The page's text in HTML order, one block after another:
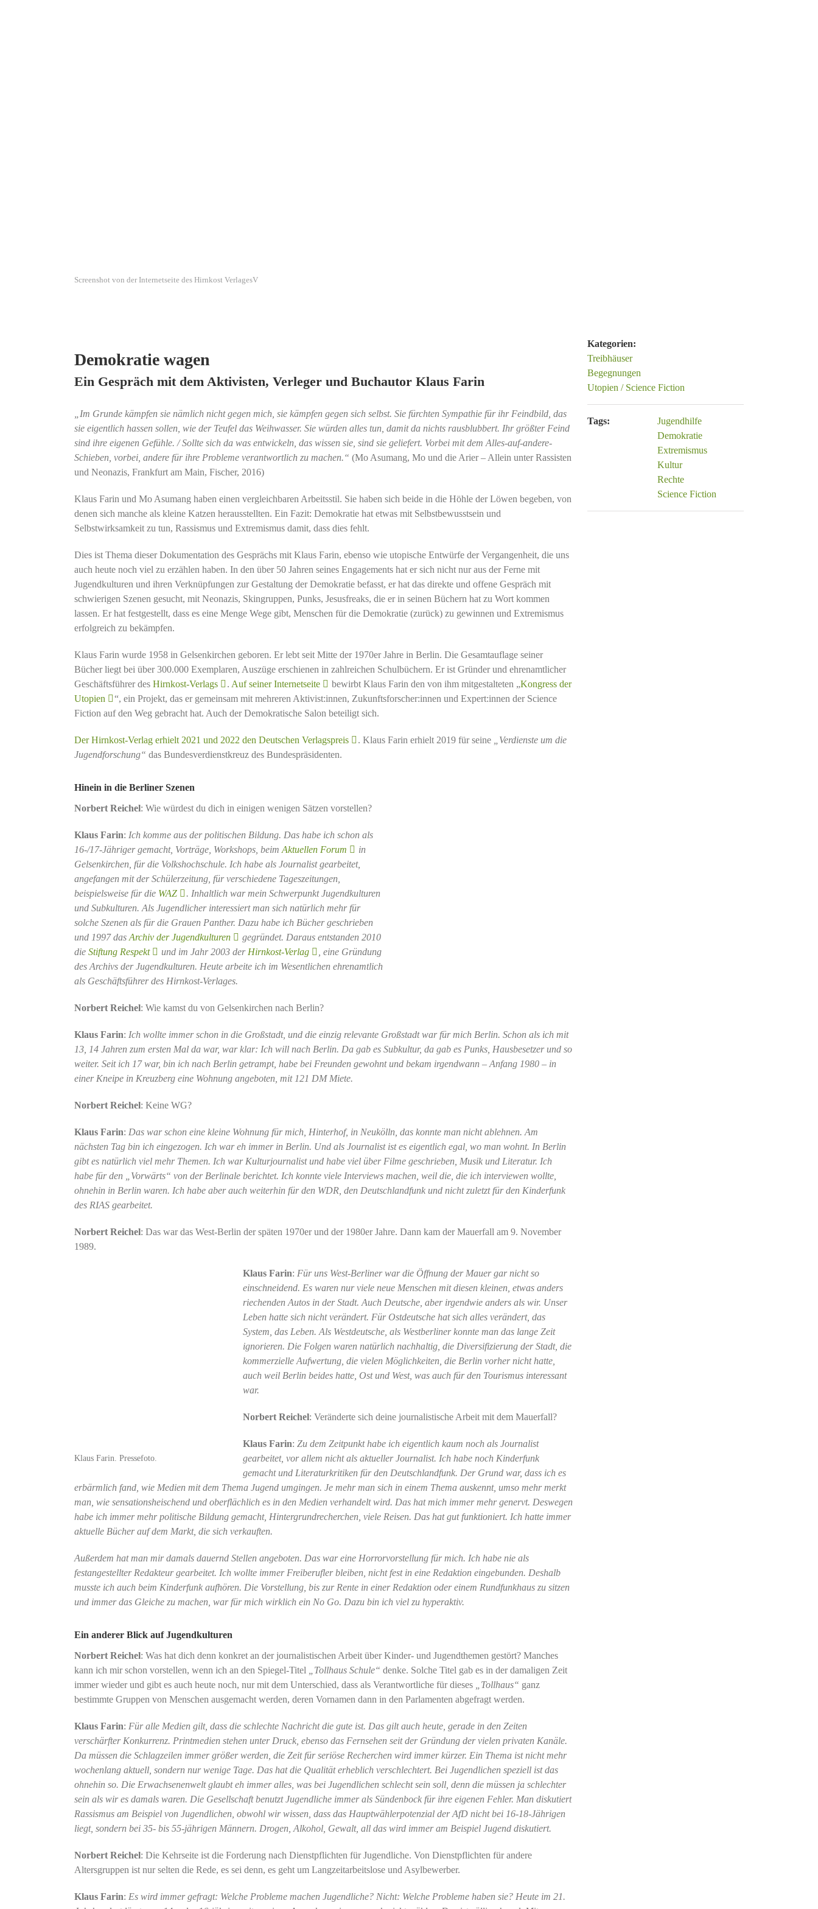
Screenshot von der Internetseite des Hirnkost VerlagesV
Demokratie wagen
Ein Gespräch mit dem Aktivisten, Verleger und Buchautor Klaus Farin
„Im Grunde kämpfen sie nämlich nicht gegen mich, sie kämpfen gegen sich selbst. Sie fürchten Sympathie für ihr Feindbild, das
sie eigentlich hassen sollen, wie der Teufel das Weihwasser. Sie würden alles tun, damit da nichts rausblubbert. Ihr größter Feind
sind ihre eigenen Gefühle. / Sollte sich da was entwickeln, das wissen sie, sind sie geliefert. Vorbei mit dem Alles-auf-andere-
Schieben, vorbei, andere für ihre Probleme verantwortlich zu machen.“ (Mo Asumang, Mo und die Arier – Allein unter Rassisten
und Neonazis, Frankfurt am Main, Fischer, 2016)
Klaus Farin und Mo Asumang haben einen vergleichbaren Arbeitsstil. Sie haben sich beide in die Höhle der Löwen begeben, von
denen sich manche als kleine Katzen herausstellten. Ein Fazit: Demokratie hat etwas mit Selbstbewusstsein und
Selbstwirksamkeit zu tun, Rassismus und Extremismus damit, dass dies fehlt.
Dies ist Thema dieser Dokumentation des Gesprächs mit Klaus Farin, ebenso wie utopische Entwürfe der Vergangenheit, die uns
auch heute noch viel zu erzählen haben. In den über 50 Jahren seines Engagements hat er sich nicht nur aus der Ferne mit
Jugendkulturen und ihren Verknüpfungen zur Gestaltung der Demokratie befasst, er hat das direkte und offene Gespräch mit
schwierigen Szenen gesucht, mit Neonazis, Skingruppen, Punks, Jesusfreaks, die er in seinen Büchern hat zu Wort kommen
lassen. Er hat festgestellt, dass es eine Menge Wege gibt, Menschen für die Demokratie (zurück) zu gewinnen und Extremismus
erfolgreich zu bekämpfen.
Klaus Farin wurde 1958 in Gelsenkirchen geboren. Er lebt seit Mitte der 1970er Jahre in Berlin. Die Gesamtauflage seiner
Bücher liegt bei über 300.000 Exemplaren, Auszüge erschienen in zahlreichen Schulbüchern. Er ist Gründer und ehrenamtlicher
Geschäftsführer des Hirnkost-Verlags . Auf seiner Internetseite bewirbt Klaus Farin den von ihm mitgestalteten „Kongress der
Utopien
“, ein Projekt, das er gemeinsam mit mehreren Aktivist:innen, Zukunftsforscher:innen und Expert:innen der Science
Fiction auf den Weg gebracht hat. Auch der Demokratische Salon beteiligt sich.
Der Hirnkost-Verlag erhielt 2021 und 2022 den Deutschen Verlagspreis . Klaus Farin erhielt 2019 für seine
„Verdienste um die
Jugendforschung“ das Bundesverdienstkreuz des Bundespräsidenten.
Hinein in die Berliner Szenen
Norbert Reichel: Wie würdest du dich in einigen wenigen Sätzen vorstellen?
Klaus Farin: Ich komme aus der politischen Bildung. Das habe ich schon als
16-/17-Jähriger gemacht, Vorträge, Workshops, beim Aktuellen Forum
in
Gelsenkirchen, für die Volkshochschule. Ich habe als Journalist gearbeitet,
angefangen mit der Schülerzeitung, für verschiedene Tageszeitungen,
beispielsweise für die WAZ
. Inhaltlich war mein Schwerpunkt Jugendkulturen
und Subkulturen. Als Jugendlicher interessiert man sich natürlich mehr für
solche Szenen als für die Grauen Panther. Dazu habe ich Bücher geschrieben
und 1997 das Archiv der Jugendkulturen
gegründet. Daraus entstanden 2010
die Stiftung Respekt und im Jahr 2003 der Hirnkost-Verlag
, eine Gründung
des Archivs der Jugendkulturen. Heute arbeite ich im Wesentlichen ehrenamtlich
als Geschäftsführer des Hirnkost-Verlages.
Norbert Reichel: Wie kamst du von Gelsenkirchen nach Berlin?
Klaus Farin: Ich wollte immer schon in die Großstadt, und die einzig relevante Großstadt war für mich Berlin. Schon als ich mit
13, 14 Jahren zum ersten Mal da war, war klar: Ich will nach Berlin. Da gab es Subkultur, da gab es Punks, Hausbesetzer und so
weiter. Seit ich 17 war, bin ich nach Berlin getrampt, habe bei Freunden gewohnt und bekam irgendwann – Anfang 1980 – in
einer Kneipe in Kreuzberg eine Wohnung angeboten, mit 121 DM Miete.
Norbert Reichel: Keine WG?
Klaus Farin: Das war schon eine kleine Wohnung für mich, Hinterhof, in Neukölln, das konnte man nicht ablehnen. Am
nächsten Tag bin ich eingezogen. Ich war eh immer in Berlin. Und als Journalist ist es eigentlich egal, wo man wohnt. In Berlin
gibt es natürlich viel mehr Themen. Ich war Kulturjournalist und habe viel über Filme geschrieben, Musik und Literatur. Ich
habe für den „Vorwärts“ von der Berlinale berichtet. Ich konnte viele Interviews machen, weil die, die ich interviewen wollte,
ohnehin in Berlin waren. Ich habe aber auch weiterhin für den WDR, den Deutschlandfunk und nicht zuletzt für den Kinderfunk
des RIAS gearbeitet.
Norbert Reichel: Das war das West-Berlin der späten 1970er und der 1980er Jahre. Dann kam der Mauerfall am 9. November
1989.
Klaus Farin. Pressefoto.
Klaus Farin: Für uns West-Berliner war die Öffnung der Mauer gar nicht so
einschneidend. Es waren nur viele neue Menschen mit diesen kleinen, etwas anders
riechenden Autos in der Stadt. Auch Deutsche, aber irgendwie anders als wir. Unser
Leben hatte sich nicht verändert. Für Ostdeutsche hat sich alles verändert, das
System, das Leben. Als Westdeutsche, als Westberliner konnte man das lange Zeit
ignorieren. Die Folgen waren natürlich nachhaltig, die Diversifizierung der Stadt, die
kommerzielle Aufwertung, die vielen Möglichkeiten, die Berlin vorher nicht hatte,
auch weil Berlin beides hatte, Ost und West, was auch für den Tourismus interessant
war.
Norbert Reichel: Veränderte sich deine journalistische Arbeit mit dem Mauerfall?
Klaus Farin: Zu dem Zeitpunkt habe ich eigentlich kaum noch als Journalist
gearbeitet, vor allem nicht als aktueller Journalist. Ich habe noch Kinderfunk
gemacht und Literaturkritiken für den Deutschlandfunk. Der Grund war, dass ich es
erbärmlich fand, wie Medien mit dem Thema Jugend umgingen. Je mehr man sich in einem Thema auskennt, umso mehr merkt
man, wie sensationsheischend und oberflächlich es in den Medien verhandelt wird. Das hat mich immer mehr genervt. Deswegen
habe ich immer mehr politische Bildung gemacht, Hintergrundrecherchen, viele Reisen. Das hat gut funktioniert. Ich hatte immer
aktuelle Bücher auf dem Markt, die sich verkauften.
Außerdem hat man mir damals dauernd Stellen angeboten. Das war eine Horrorvorstellung für mich. Ich habe nie als
festangestellter Redakteur gearbeitet. Ich wollte immer Freiberufler bleiben, nicht fest in eine Redaktion eingebunden. Deshalb
musste ich auch beim Kinderfunk aufhören. Die Vorstellung, bis zur Rente in einer Redaktion oder einem Rundfunkhaus zu sitzen
und immer das Gleiche zu machen, war für mich wirklich ein No Go. Dazu bin ich viel zu hyperaktiv.
Ein anderer Blick auf Jugendkulturen
Norbert Reichel: Was hat dich denn konkret an der journalistischen Arbeit über Kinder- und Jugendthemen gestört? Manches
kann ich mir schon vorstellen, wenn ich an den Spiegel-Titel
„Tollhaus Schule“ denke. Solche Titel gab es in der damaligen Zeit
immer wieder und gibt es auch heute noch, nur mit dem Unterschied, dass als Verantwortliche für dieses
„Tollhaus“ ganz
bestimmte Gruppen von Menschen ausgemacht werden, deren Vornamen dann in den Parlamenten abgefragt werden.
Klaus Farin: Für alle Medien gilt, dass die schlechte Nachricht die gute ist. Das gilt auch heute, gerade in den Zeiten
verschärfter Konkurrenz. Printmedien stehen unter Druck, ebenso das Fernsehen seit der Gründung der vielen privaten Kanäle.
Da müssen die Schlagzeilen immer größer werden, die Zeit für seriöse Recherchen wird immer kürzer. Ein Thema ist nicht mehr
wochenlang aktuell, sondern nur wenige Tage. Das hat die Qualität erheblich verschlechtert. Bei Jugendlichen speziell ist das
ohnehin so. Die Erwachsenenwelt glaubt eh immer alles, was bei Jugendlichen schlecht sein soll, denn die müssen ja schlechter
sein als wir es damals waren. Die Gesellschaft benutzt Jugendliche immer als Sündenbock für ihre eigenen Fehler. Man diskutiert
Rassismus am Beispiel von Jugendlichen, obwohl wir wissen, dass das Hauptwählerpotenzial der AfD nicht bei 16-18-Jährigen
liegt, sondern bei 35- bis 55-jährigen Männern. Drogen, Alkohol, Gewalt, all das wird immer am Beispiel Jugend diskutiert.
Norbert Reichel: Die Kehrseite ist die Forderung nach Dienstpflichten für Jugendliche. Von Dienstpflichten für andere
Altersgruppen ist nur selten die Rede, es sei denn, es geht um Langzeitarbeitslose und Asylbewerber.
Klaus Farin: Es wird immer gefragt: Welche Probleme machen Jugendliche? Nicht: Welche Probleme haben sie? Heute im 21.
Kategorien:
Treibhäuser
Begegnungen
Utopien / Science Fiction
Tags:
Jugendhilfe
Demokratie
Extremismus
Kultur
Rechte
Science Fiction